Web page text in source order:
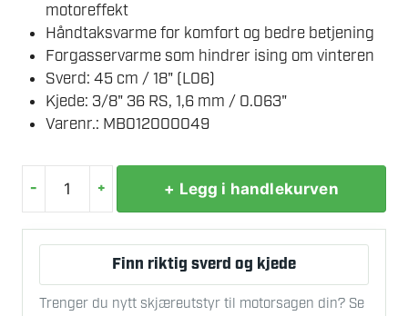
motoreffekt
Håndtaksvarme for komfort og bedre betjening
Forgasservarme som hindrer ising om vinteren
Sverd: 45 cm / 18" (L06)
Kjede: 3/8" 36 RS, 1,6 mm / 0.063"
Varenr.: MB012000049
-
400.1
CM
VW
MOTORSAG
+ + Legg i handlekurven
Finn riktig sverd og kjede
Trenger du nytt skjæreutstyr til motorsagen din? Se